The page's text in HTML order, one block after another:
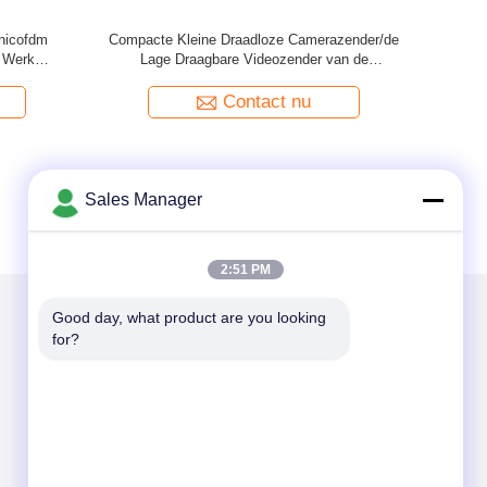
-
De industriële Minicofdm Zender van
CVBS/HDMI/SDI voor Lange afstanduav UGV
Contact nu
Mail ons
Sales Manager
2:51 PM
Good day, what product are you looking
for?